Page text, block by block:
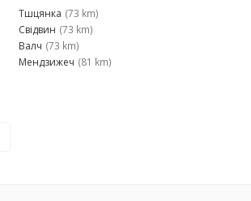
Тшцянка (73 km)
Свідвин (73 km)
Валч (73 km)
Мендзижеч (81 km)